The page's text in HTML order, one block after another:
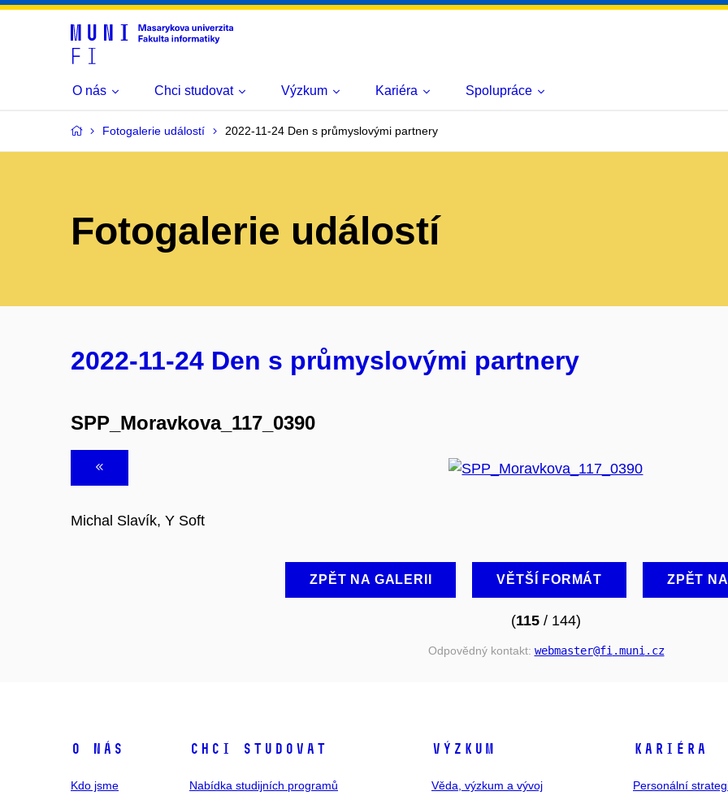
O nás Chci studovat Výzkum Kariéra Spolupráce
Fotogalerie událostí 2022-11-24 Den s průmyslovými partnery
Fotogalerie událostí
2022-11-24 Den s průmyslovými partnery
SPP_Moravkova_117_0390
Michal Slavík, Y Soft
ZPĚT NA GALERII VĚTŠÍ FORMÁT ZPĚT
(115 / 144)
Odpovědný kontakt: webmaster@fi .muni .cz
O NÁS
Kdo jsme
CHCI STUDOVAT
Nabídka studijních programů
VÝZKUM
Věda, výzkum a vývoj
KARIÉRA
Personální